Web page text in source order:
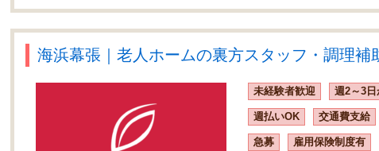
海浜幕張｜老人ホームの裏方スタッフ・調理補
未経験者歓迎 週2～3
週払いOK 交通費支給
急募 雇用保険制度有